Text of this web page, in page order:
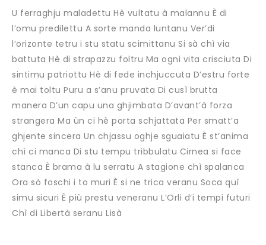
U ferraghju maladettu Hè vultatu à malannu È di
l’omu predilettu A sorte manda luntanu Ver’di
l’orizonte tetru i stu statu scimittanu Si sà chì via
battuta Hè di strapazzu foltru Ma ogni vita crisciuta Di
sintimu patriottu Hè di fede inchjuccuta D’estru forte
è mai toltu Puru a s’anu pruvata Di cusì brutta
manera D’un capu una ghjimbata D’avant’à forza
strangera Ma ùn ci hè porta schjattata Per smatt’a
ghjente sincera Un chjassu oghje sguaiatu È st’anima
chì ci manca Di stu tempu tribbulatu Cirnea si face
stanca È brama à lu serratu A stagione chì spalanca
Ora sò foschi i to muri È si ne trica veranu Soca quì
simu sicuri È più prestu veneranu L’Orli d’i tempi futuri
Chì di Libertà seranu Lisà